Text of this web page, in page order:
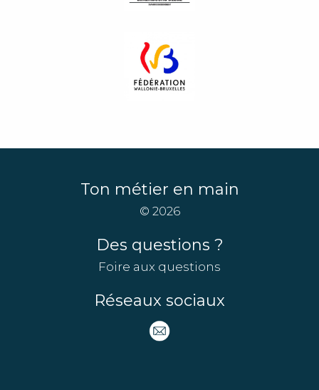
Ton métier en main
© 2026
Des questions ?
Foire aux questions
Réseaux sociaux